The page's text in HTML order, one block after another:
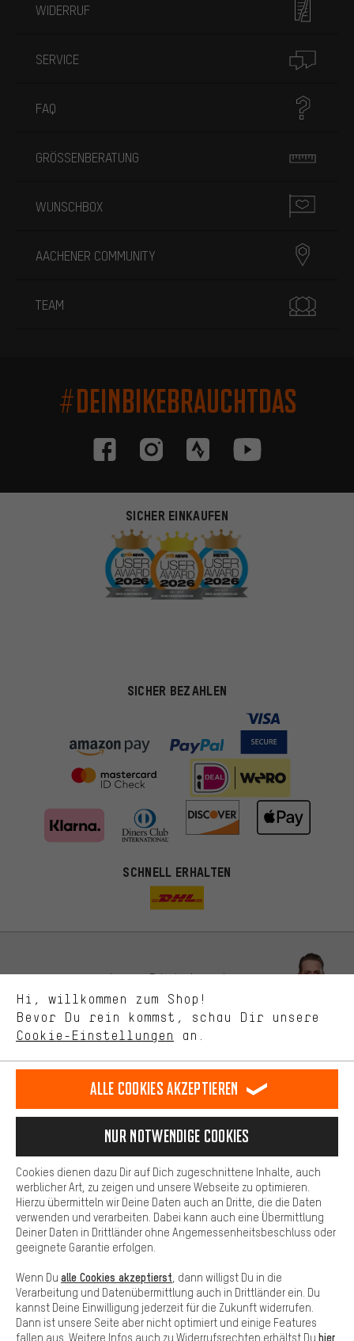
WIDERRUF
SERVICE
FAQ
GRÖSSENBERATUNG
WUNSCHBOX
AACHENER COMMUNITY
TEAM
#DEINBIKEBRAUCHTDAS
SICHER EINKAUFEN
SICHER BEZAHLEN
SCHNELL ERHALTEN
Lass Dich beraten
Terminbuchung
Kontaktformular
Unsere Datenschutzerklärung
Sprache"
Deutsch
DE english
EN español
ES français
FR
VERTRAG WIDERRUFEN Aachener Community Affiliateprogramm
Impressum Datenschutz Allgemeine Geschäftsbedingungen
Cookie-Einstellungen Kontrast ändern
Alle Preise verstehen sich in Euro und exkl. MwSt zuzüglich
Hi, willkommen zum Shop!
Bevor Du rein kommst, schau Dir unsere
Cookie-Einstellungen an.
Du bekommst, statt zufälliger Werbung, genauer passende
Angebote von uns. Diese Cookies helfen uns, Deine Interessen
besser zu erkennen und Dir relevante Produkte und Tipps zu
Uns interessiert, was Du in unserem Shop suchst und brauchst.
selbst Einfluss auf die Verbesserung unserer Webseite und
unseres Shop-Angebots.
Dein Shopping-Erlebnis wird komfortabler. Mit Komfort-Cookies
stellen wir Verknüpfungen zu Social Media Plattformen her. So
können wir dir weitere nützliche Inhalte und Informationen zur
Verfügung stellen. Zudem hast du die Möglichkeit zusätzliche
Services zu nutzen, die es dir erleichtern die richtigen Produkte zu
finden. Beispielsweise bieten wir eine Chat-Funktion an, damit
Fragen schnell und unkompliziert beantwortet werden können.
Basis
Basis-Cookies gewährleisten, dass Du unsere Webseite
grundsätzlich nutzen kannst.
Alle Cookies akzeptieren
Nur Notwendige Cookies
Cookies dienen dazu Dir auf Dich zugeschnittene Inhalte, auch
werblicher Art, zu zeigen und unsere Webseite zu optimieren.
Hierzu übermitteln wir Deine Daten auch an Dritte, die die Daten
verwenden und verarbeiten. Dabei kann auch eine Übermittlung
Deiner Daten in Drittländer ohne Angemessenheitsbeschluss oder
geeignete Garantie erfolgen.
Wenn Du alle Cookies akzeptierst , dann willigst Du in die
Verarbeitung und Datenübermittlung auch in Drittländer ein. Du
kannst Deine Einwilligung jederzeit für die Zukunft widerrufen.
Dann ist unsere Seite aber nicht optimiert und einige Features
fallen aus. Weitere Infos auch zu Widerrufsrechten erhältst Du hier